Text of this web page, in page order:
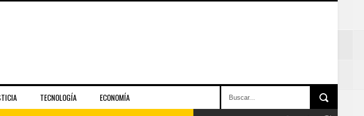
TECNOLOGÍA ECONOMÍA